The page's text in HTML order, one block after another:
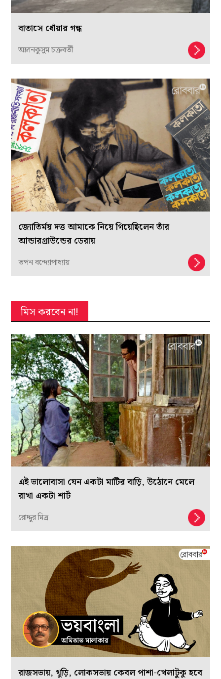
বাতাসে ধোঁয়ার গন্ধ
অম্লানকুসুম চক্রবর্তী
জ্যোতির্ময় দত্ত আমাকে নিয়ে গিয়েছিলেন তাঁর
আন্ডারগ্রাউন্ডের ডেরায়
তপন বন্দ্যোপাধ্যায়
মিস করবেন না!
এই ভালোবাসা যেন একটা মাটির বাড়ি, উঠোনে মেলে
রাখা একটা শার্ট
রোদ্দুর মিত্র
রাজসভায়, থুড়ি, লোকসভায় কেবল পাশা-খেলাটুকু হবে